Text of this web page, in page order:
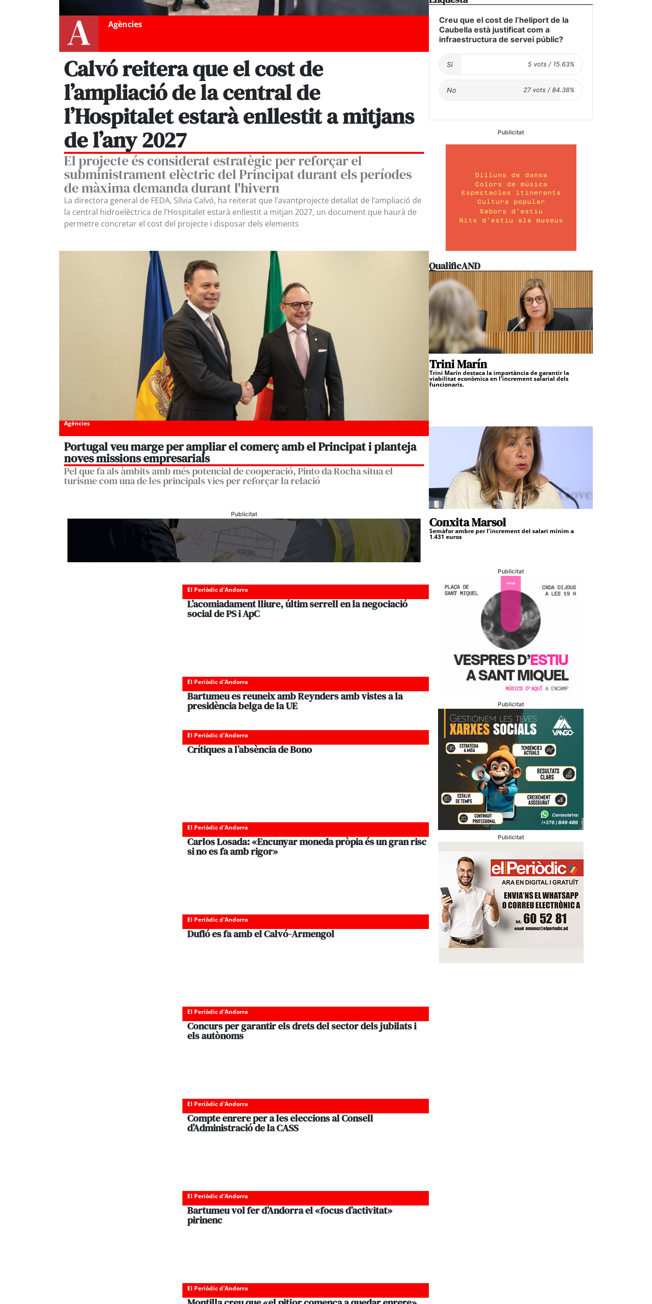
Agències
Calvó reitera que el cost de
l’ampliació de la central de
l’Hospitalet estarà enllestit a mitjans
de l’any 2027
El projecte és considerat estratègic per reforçar el
subministrament elèctric del Principat durant els períodes
de màxima demanda durant l'hivern
La directora general de FEDA, Sílvia Calvó, ha reiterat que l’avantprojecte detallat de l’ampliació de
la central hidroelèctrica de l’Hospitalet estarà enllestit a mitjan 2027, un document que haurà de
permetre concretar el cost del projecte i disposar dels elements
Agències
Portugal veu marge per ampliar el comerç amb el Principat i planteja
noves missions empresarials
Pel que fa als àmbits amb més potencial de cooperació, Pinto da Rocha situa el
turisme com una de les principals vies per reforçar la relació
Publicitat
El Periòdic d'Andorra
L’acomiadament lliure, últim serrell en la negociació
social de PS i ApC
El Periòdic d'Andorra
Bartumeu es reuneix amb Reynders amb vistes a la
presidència belga de la UE
El Periòdic d'Andorra
Crítiques a l’absència de Bono
El Periòdic d'Andorra
Carlos Losada: «Encunyar moneda pròpia és un gran risc
si no es fa amb rigor»
El Periòdic d'Andorra
Dufló es fa amb el Calvó-Armengol
El Periòdic d'Andorra
Concurs per garantir els drets del sector dels jubilats i
els autònoms
El Periòdic d'Andorra
Compte enrere per a les eleccions al Consell
d’Administració de la CASS
El Periòdic d'Andorra
Bartumeu vol fer d’Andorra el «focus d’activitat»
pirinenc
El Periòdic d'Andorra
Creu que el cost de l’heliport de la
Caubella està justificat com a
infraestructura de servei públic?
Si
No
Publicitat
QualificAND
Trini Marín
Trini Marín destaca la importància de garantir la
viabilitat econòmica en l’increment salarial dels
funcionaris.
Conxita Marsol
Semàfor ambre per l’increment del salari mínim a
1.431 euros
Publicitat
Publicitat
Publicitat